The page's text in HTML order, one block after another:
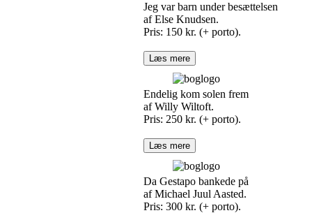
Jeg var barn under besættelsen
af Else Knudsen.
Pris: 150 kr. (+ porto).
Læs mere
Endelig kom solen frem
af Willy Wiltoft.
Pris: 250 kr. (+ porto).
Læs mere
Da Gestapo bankede på
af Michael Juul Aasted.
Pris: 300 kr. (+ porto).